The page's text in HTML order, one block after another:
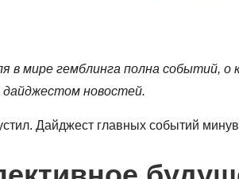
в мире гемблинга полна событий,
дайджестом новостей.